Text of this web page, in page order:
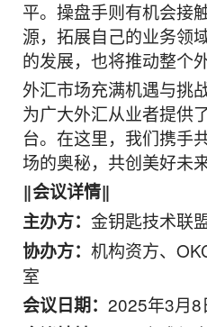
平。操盘手则有机会接
源，拓展自己的业务领
的发展，也将推动整个
外汇市场充满机遇与挑
为广大外汇从业者提供
台。在这里，我们携手
场的奥秘，共创美好未来
‖会议详情‖
主办方： 金钥匙技术联
协办方： 机构资方、
室
会议日期： 2025年3月